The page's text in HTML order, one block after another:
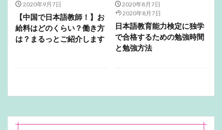
2020年9月7日
【中国で日本語教師！】お
給料はどのくらい？働き方
は？まるっとご紹介します
2020年8月7日
2020年8月7日
日本語教育能力検定に独学
で合格するための勉強時間
と勉強方法